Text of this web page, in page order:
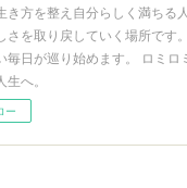
き方を整え自分らしく満ちる
さを取り戻していく場所です
毎日が巡り始めます。 ロミ
へ。
ー